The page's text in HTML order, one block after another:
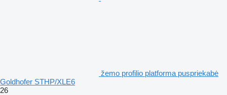
žemo profilio platforma puspriekabė
Goldhofer STHP/XLE6
26